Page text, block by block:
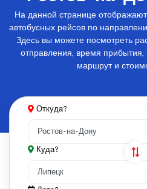
На данной странице
автобусных рейсов по
Здесь вы можете посмотреть
отправления, время прибытия,
маршрут и
Откуда?
Куда?